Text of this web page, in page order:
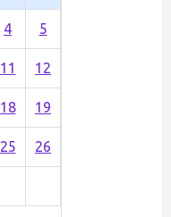
4 5
11 12
18 19
25 26